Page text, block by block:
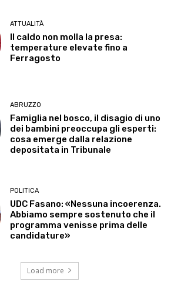
ATTUALITÀ
Il caldo non molla la presa:
temperature elevate fino a
Ferragosto
ABRUZZO
Famiglia nel bosco, il disagio di uno
dei bambini preoccupa gli esperti:
cosa emerge dalla relazione
depositata in Tribunale
POLITICA
UDC Fasano: «Nessuna incoerenza.
Abbiamo sempre sostenuto che il
programma venisse prima delle
candidature»
Load more